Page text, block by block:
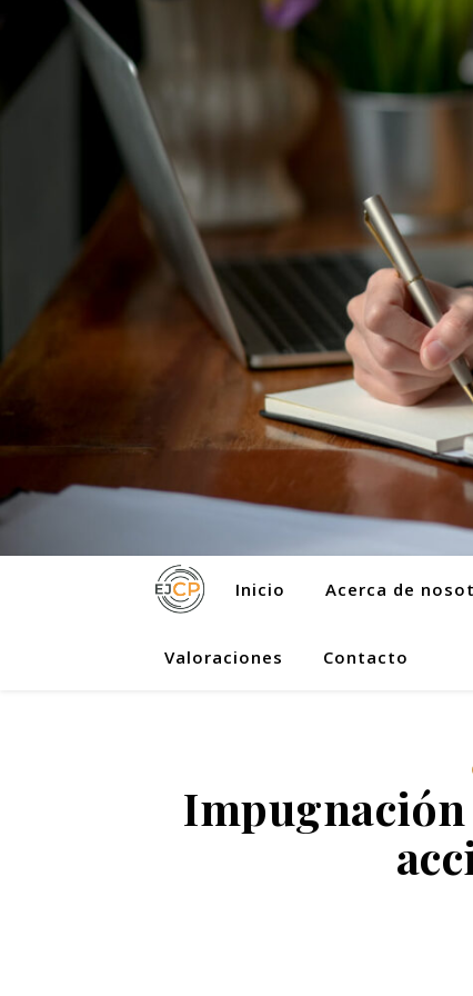
Inicio Acerca de
Valoraciones Contacto